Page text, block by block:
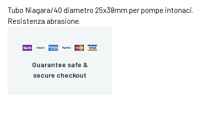
Tubo Niagara/40 diametro 25x38mm per pompe intonaci.
Resistenza abrasione.
Guarantee safe &
secure checkout